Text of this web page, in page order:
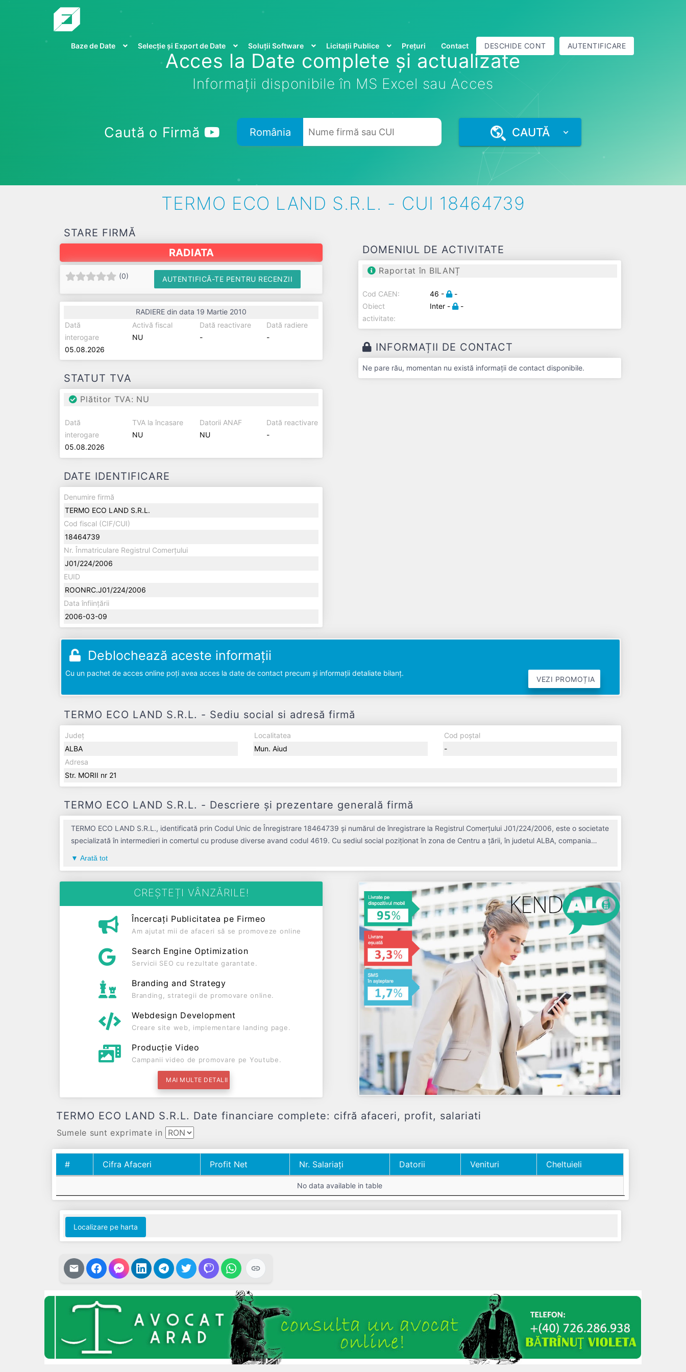
Baze de Date Selecție și Export de Date Soluții Software Licitații Publice Prețuri Contact DESCHIDE CONT AUTENTIFICARE
Acces la Date complete și actualizate
Informații disponibile în MS Excel sau Acces
Caută o Firmă România CAUTĂ
TERMO ECO LAND S.R.L. - CUI 18464739
STARE FIRMĂ
RADIATA
(0) AUTENTIFICĂ-TE PENTRU RECENZII
RADIERE din data 19 Martie 2010
Dată
interogare
05.08.2026
Activă fiscal
NU
Dată reactivare
-
Dată radiere
-
STATUT TVA
Plătitor TVA: NU
Dată
interogare
05.08.2026
TVA la încasare
NU
Datorii ANAF
NU
Dată reactivare
-
DATE IDENTIFICARE
Denumire firmă
TERMO ECO LAND S.R.L.
Cod fiscal (CIF/CUI)
18464739
Nr. Înmatriculare Registrul Comerțului
J01/224/2006
EUID
ROONRC.J01/224/2006
Data înființării
2006-03-09
DOMENIUL DE ACTIVITATE
Raportat în BILANȚ
Cod CAEN: 46 -
-
Obiect
activitate:
Inter - -
INFORMAȚII DE CONTACT
Ne pare rău, momentan nu există informații de contact disponibile.
Deblochează aceste informații
Cu un pachet de acces online poți avea acces la date de contact precum și informații detaliate bilanț.
VEZI PROMOȚIA
TERMO ECO LAND S.R.L. - Sediu social si adresă firmă
Județ
ALBA
Localitatea
Mun. Aiud
Cod poștal
-
Adresa
Str. MORII nr 21
TERMO ECO LAND S.R.L. - Descriere și prezentare generală firmă
TERMO ECO LAND S.R.L., identificată prin Codul Unic de Înregistrare 18464739 și numărul de înregistrare la Registrul Comerțului J01/224/2006, este o societate
specializată în intermedieri in comertul cu produse diverse avand codul 4619. Cu sediul social poziționat în zona de Centru a țării, în judetul ALBA, compania
Arată tot
CREȘTEȚI VÂNZĂRILE!
Încercați Publicitatea pe Firmeo
Am ajutat mii de afaceri să se promoveze online
Search Engine Optimization
Servicii SEO cu rezultate garantate.
Branding and Strategy
Branding, strategii de promovare online.
Webdesign Development
Creare site web, implementare landing page.
Producție Video
Campanii video de promovare pe Youtube.
MAI MULTE DETALII
TERMO ECO LAND S.R.L. Date financiare complete: cifră afaceri, profit, salariati
Sumele sunt exprimate in
# Cifra Afaceri Profit Net Nr. Salariați Datorii Venituri
Cheltuieli
Nr. Salariați
No data available in table
Localizare pe harta